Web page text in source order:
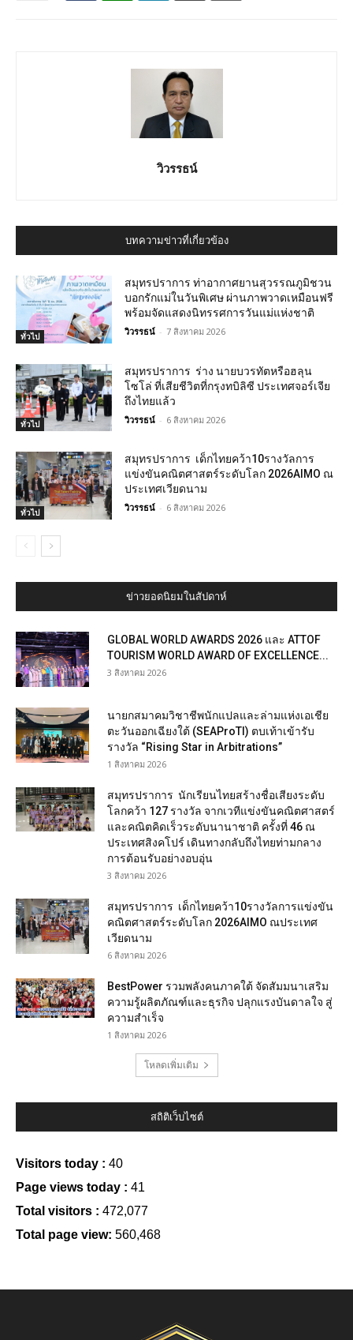
วิวรรธน์
บทความข่าวที่เกี่ยวข้อง
ทั่วไป
สมุทรปราการ ท่าอากาศยานสุวรรณภูมิชวน
บอกรักแม่ในวันพิเศษ ผ่านภาพวาดเหมือนฟรี
พร้อมจัดแสดงนิทรรศการวันแม่แห่งชาติ
วิวรรธน์ - 7 สิงหาคม 2026
ทั่วไป
สมุทรปราการ ร่าง นายบวรทัตหรือฮลุน
โซโล่ ที่เสียชีวิตที่กรุงทบิลิซี ประเทศจอร์เจีย
ถึงไทยแล้ว
วิวรรธน์ - 6 สิงหาคม 2026
ทั่วไป
สมุทรปราการ เด็กไทยคว้า10รางวัลการ
แข่งขันคณิตศาสตร์ระดับโลก 2026AIMO ณ
ประเทศเวียดนาม
วิวรรธน์ - 6 สิงหาคม 2026
ข่าวยอดนิยมในสัปดาห์
GLOBAL WORLD AWARDS 2026 และ ATTOF
TOURISM WORLD AWARD OF EXCELLENCE...
3 สิงหาคม 2026
นายกสมาคมวิชาชีพนักแปลและล่ามแห่งเอเชีย
ตะวันออกเฉียงใต้ (SEAProTI) ตบเท้าเข้ารับ
รางวัล “Rising Star in Arbitrations”
1 สิงหาคม 2026
สมุทรปราการ นักเรียนไทยสร้างชื่อเสียงระดับ
โลกคว้า 127 รางวัล จากเวทีแข่งขันคณิตศาสตร์
และคณิตคิดเร็วระดับนานาชาติ ครั้งที่ 46 ณ
ประเทศสิงคโปร์ เดินทางกลับถึงไทยท่ามกลาง
การต้อนรับอย่างอบอุ่น
3 สิงหาคม 2026
สมุทรปราการ เด็กไทยคว้า10รางวัลการแข่งขัน
คณิตศาสตร์ระดับโลก 2026AIMO ณประเทศ
เวียดนาม
6 สิงหาคม 2026
BestPower รวมพลังคนภาคใต้ จัดสัมมนาเสริม
ความรู้ผลิตภัณฑ์และธุรกิจ ปลุกแรงบันดาลใจ สู่
ความสำเร็จ
1 สิงหาคม 2026
โหลดเพิ่มเติม
สถิติเว็บไซต์
Visitors today : 40
Page views today : 41
Total visitors : 472,077
Total page view: 560,468